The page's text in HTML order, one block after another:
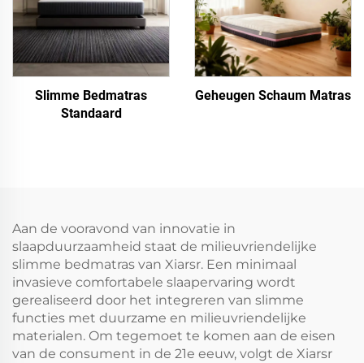
Slimme Bedmatras
Standaard
Geheugen Schaum Matras
Aan de vooravond van innovatie in
slaapduurzaamheid staat de milieuvriendelijke
slimme bedmatras van Xiarsr. Een minimaal
invasieve comfortabele slaapervaring wordt
gerealiseerd door het integreren van slimme
functies met duurzame en milieuvriendelijke
materialen. Om tegemoet te komen aan de eisen
van de consument in de 21e eeuw, volgt de Xiarsr